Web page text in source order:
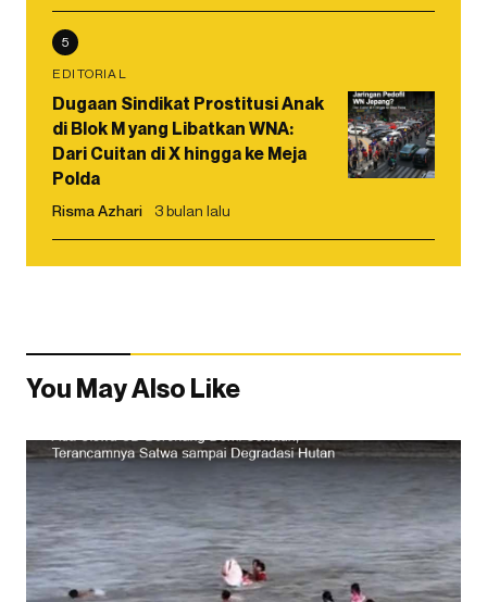
5
EDITORIAL
Dugaan Sindikat Prostitusi Anak
di Blok M yang Libatkan WNA:
Dari Cuitan di X hingga ke Meja
Polda
Risma Azhari 3 bulan lalu
You May Also Like